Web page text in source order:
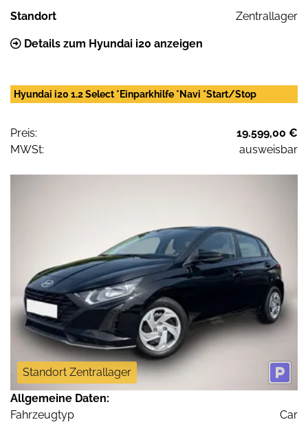
Standort Zentrallager
Details zum Hyundai i20 anzeigen
Hyundai i20 1.2 Select *Einparkhilfe *Navi *Start/Stop
Preis:
19.599,00 €
MWSt:
ausweisbar
Standort Zentrallager
Allgemeine Daten:
Fahrzeugtyp
Car